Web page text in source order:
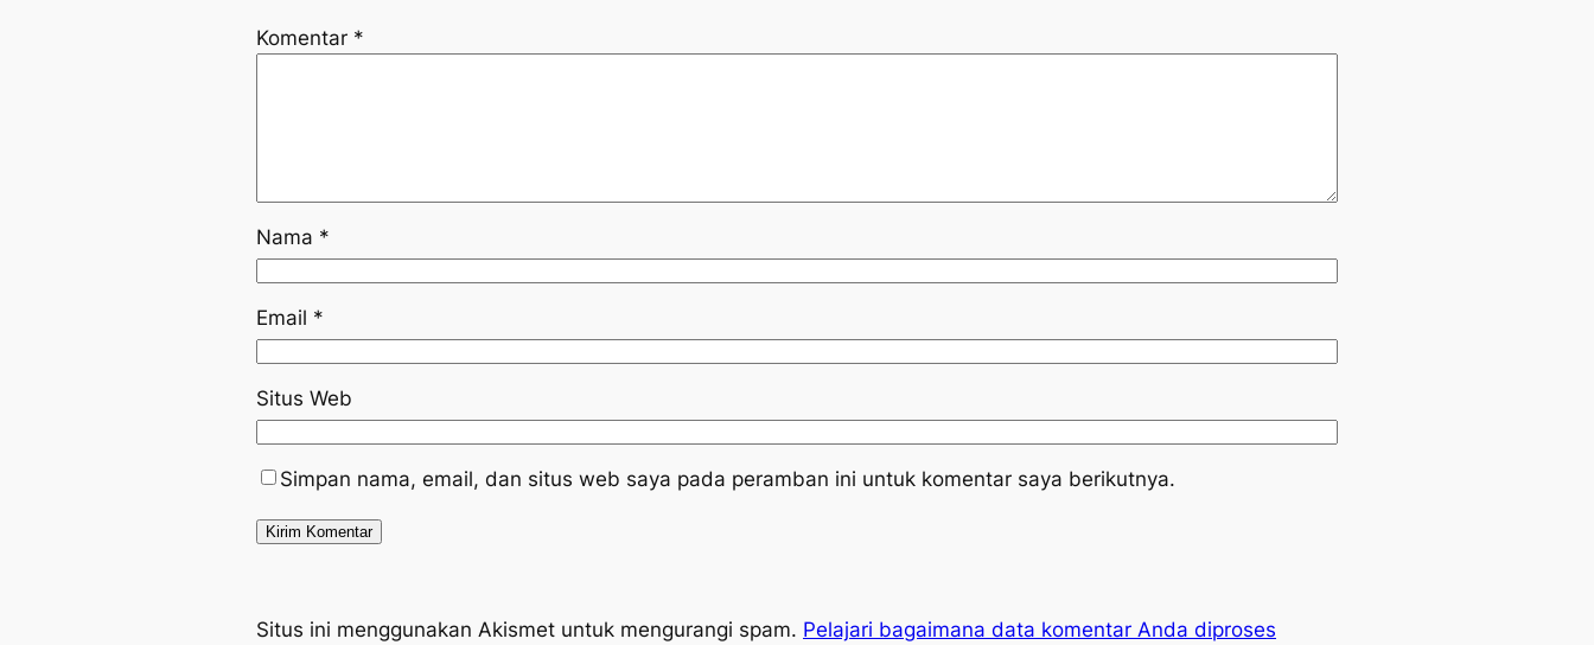
Komentar *
Nama *
Email *
Situs Web
Simpan nama, email, dan situs web saya pada peramban ini untuk komentar saya berikutnya.
Situs ini menggunakan Akismet untuk mengurangi spam. Pelajari bagaimana data komentar Anda diproses